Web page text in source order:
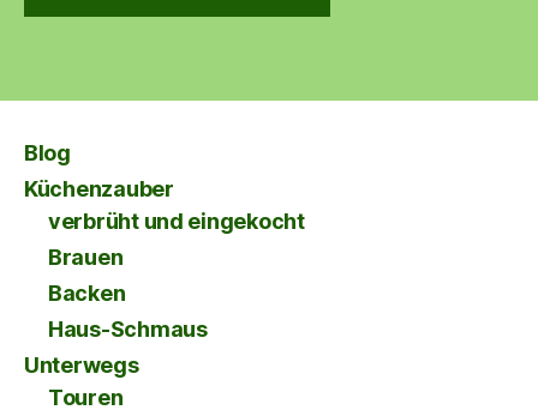
Blog
Küchenzauber
verbrüht und eingekocht
Brauen
Backen
Haus-Schmaus
Unterwegs
Touren